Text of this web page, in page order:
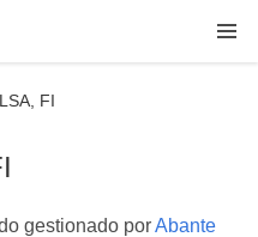
FI
gestionado porAbante